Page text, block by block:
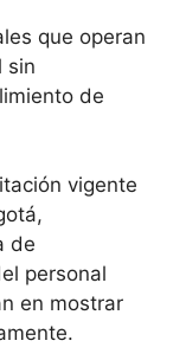
que operan
sin
de
vigente
de
personal
en mostrar